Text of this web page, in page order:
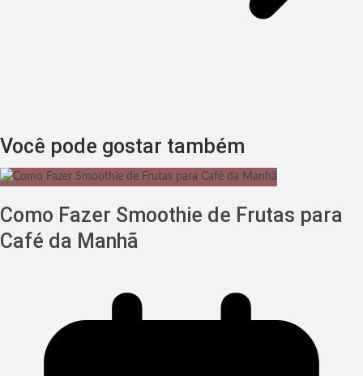
Você pode gostar também
Como Fazer Smoothie de Frutas para
Café da Manhã